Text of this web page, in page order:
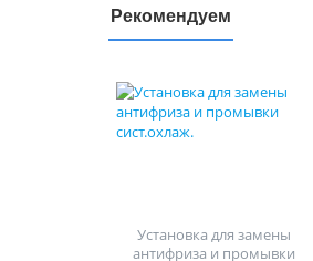
Рекомендуем
Установка для замены
антифриза и промывки